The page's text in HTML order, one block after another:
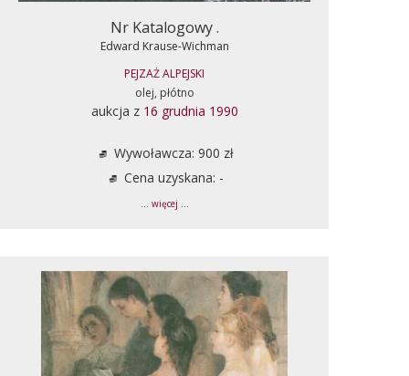
Nr Katalogowy .
Edward Krause-Wichman
PEJZAŻ ALPEJSKI
olej, płótno
aukcja z 16 grudnia 1990
Wywoławcza: 900 zł
Cena uzyskana: -
... więcej ...